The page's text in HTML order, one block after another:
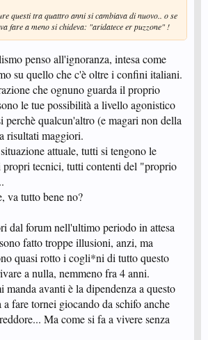
questi tra quattro anni si cambiava di nuovo.. o se
fare a meno si chideva: "aridatece er puzzone" !
penso all'ignoranza, intesa come
su quello che c'è oltre i confini italiani.
che ognuno guarda il proprio
le tue possibilità a livello agonistico
perchè qualcun'altro (e magari non della
risultati maggiori.
attuale, tutti si tengono le
propri tecnici, tutti contenti del "proprio
va tutto bene no?
dal forum nell'ultimo periodo in attesa
fatto troppe illusioni, anzi, ma
quasi rotto i cogli*ni di tutto questo
a nulla, nemmeno fra 4 anni.
manda avanti è la dipendenza a questo
fare tornei giocando da schifo anche
Ma come si fa a vivere senza